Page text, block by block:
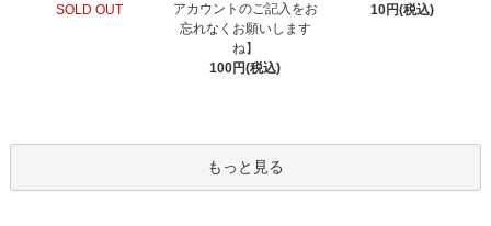
SOLD OUT
アカウントのご記入をお
忘れなくお願いします
ね】
100円(税込)
10円(税込)
もっと見る